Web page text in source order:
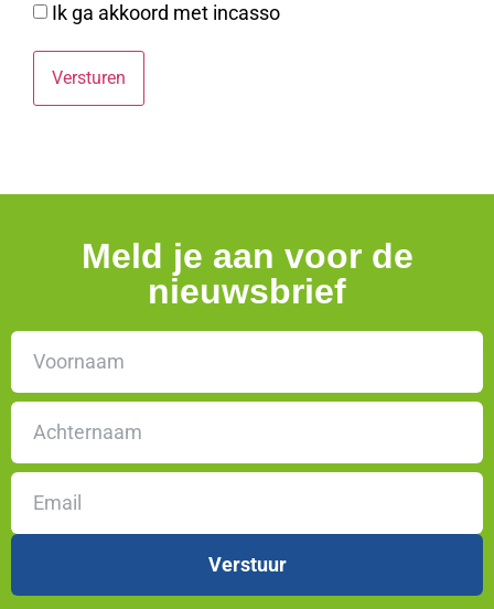
Ik ga akkoord met incasso
Meld je aan voor de
nieuwsbrief
Naam
E-mailadres